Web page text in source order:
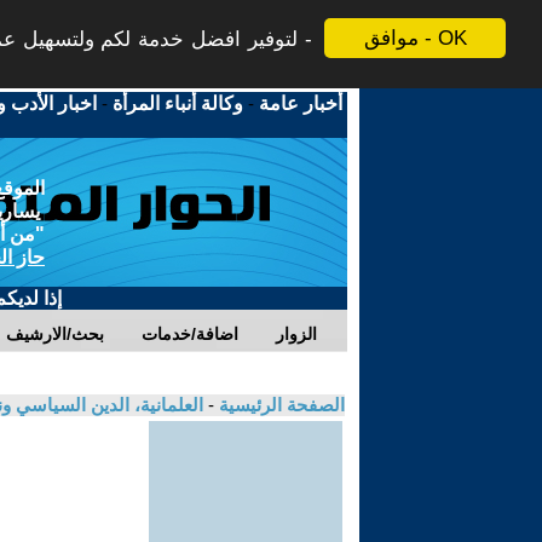
موافق - OK لتوفير افضل خدمة لكم ولتسهيل
أخبار عامة -وكالة أنباء المرأة - اخبار الأدب
"من
حاز
إذا
بحث/الارشيف اضافة/خدمات الزوار
الصفحة الرئيسية - العلمانية، الدين السياسي